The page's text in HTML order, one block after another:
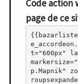
Code action
page de ce
{{bazarliste
t="600px"
p.Mapnik"